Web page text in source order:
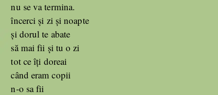
nu se va termina.
încerci și zi și noapte
și dorul te abate
să mai fii și tu o zi
tot ce îți doreai
când eram copii
n-o sa fii